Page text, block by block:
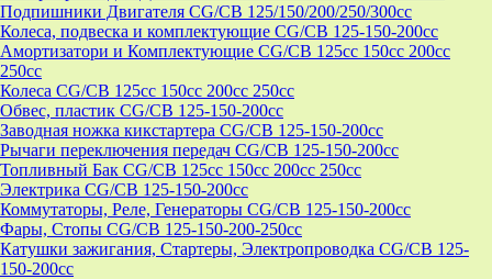
Подпишники Двигателя CG/CB 125/150/200/250/300cc
Колеса, подвеска и комплектующие CG/CB 125-150-200cc
Амортизатори и Комплектующие CG/CB 125cc 150cc 200cc
250cc
Колеса CG/CB 125cc 150cc 200cc 250cc
Обвес, пластик CG/CB 125-150-200cc
Заводная ножка кикстартера CG/CB 125-150-200cc
Рычаги переключения передач CG/CB 125-150-200cc
Топливный Бак CG/CB 125cc 150cc 200cc 250cc
Электрика CG/CB 125-150-200cc
Коммутаторы, Реле, Генераторы CG/CB 125-150-200cc
Фары, Стопы CG/CB 125-150-200-250cc
Катушки зажигания, Стартеры, Электропроводка CG/CB 125-
150-200cc